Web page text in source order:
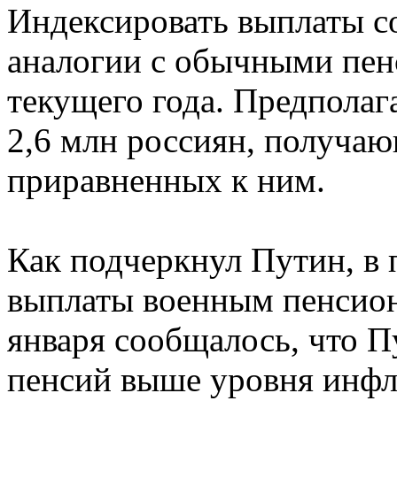
Индексировать выплаты
аналогии с обычными
текущего года.
2,6 млн россиян,
приравненных к ним.
Как подчеркнул Путин, в
выплаты военным
января сообщалось, что
пенсий выше уровня